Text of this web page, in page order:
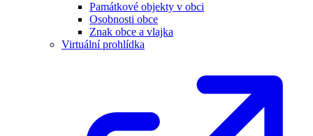
Památkové objekty v obci
Osobnosti obce
Znak obce a vlajka
Virtuální prohlídka